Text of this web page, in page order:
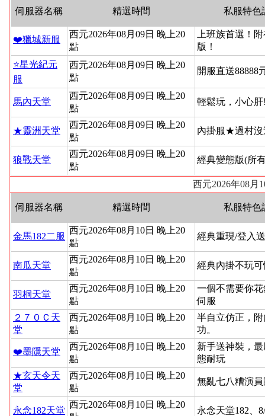
伺服器名稱 精選時間 私服特色
❤️獵城新服
西元2026年08月09日 晚上20
點
上班族首選！
版！
⭐星光紀元
服
西元2026年08月09日 晚上20
點
開服直送88888
馬內天堂
西元2026年08月09日 晚上20
點
輕鬆玩，小心
★靈洲天堂
西元2026年08月09日 晚上20
點
內掛服★過村
狼戰天堂
西元2026年08月09日 晚上20
點
經典變態版(所
西元2026年08月
伺服器名稱 精選時間 私服特色
金馬182二服
西元2026年08月10日 晚上20
點
經典重現/登入
南瓜天堂
西元2026年08月10日 晚上20
點
經典內掛不玩
羽桐天堂
西元2026年08月10日 晚上20
點
一個不需要你
伺服
２７０Ｃ天
堂
西元2026年08月10日 晚上20
點
半自立仿正，
功。
❤️墨隱天堂
西元2026年08月10日 晚上20
點
新手送神裝，
態耐玩
★玄天令天
堂
西元2026年08月10日 晚上20
點
無亂七八糟演
永念182天堂
西元2026年08月10日 晚上20
永念天堂182、